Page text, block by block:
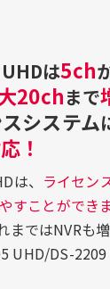
は5ch
20chまで
システム
！
は、 ライセン
すことができま
まではNVRも
UHD/DS-